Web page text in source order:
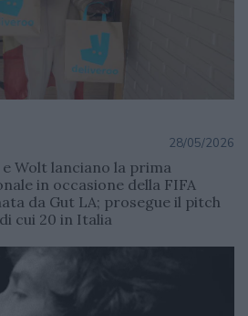
28/05/2026
Wolt lanciano la prima
in occasione della FIFA
da Gut LA; prosegue il pitch
cui 20 in Italia